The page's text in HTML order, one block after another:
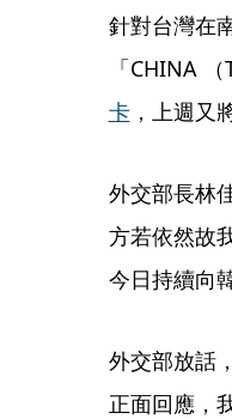
針對台灣在
「CHINA
卡，上週又
外交部長林
方若依然故
今日持續向
外交部放話
正面回應，